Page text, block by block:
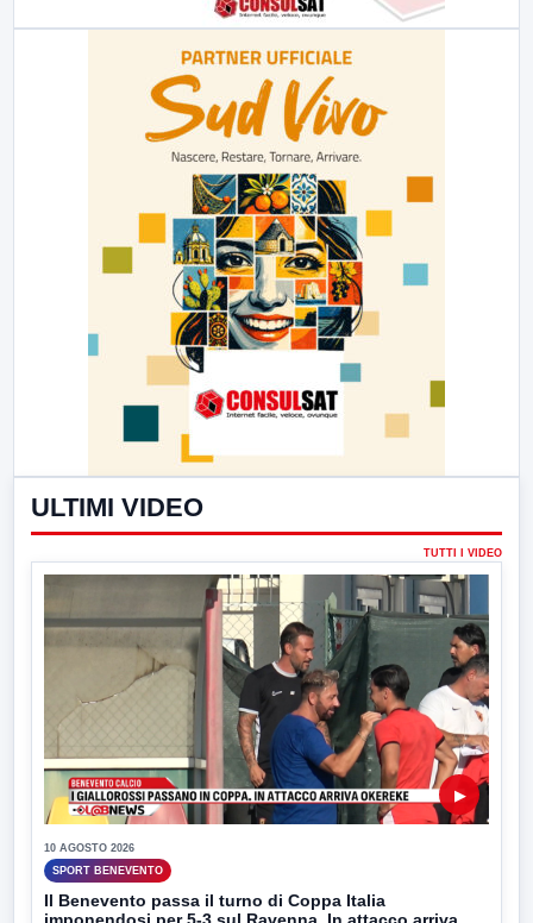
ULTIMI VIDEO
TUTTI I VIDEO
▶
10 AGOSTO 2026
SPORT BENEVENTO
Il Benevento passa il turno di Coppa Italia